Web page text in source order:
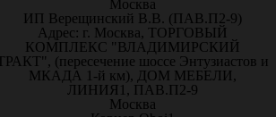
Москва
ИП Верещинский В.В. (ПАВ.П2-9)
Адрес: г. Москва, ТОРГОВЫЙ
КОМПЛЕКС "ВЛАДИМИРСКИЙ
(пересечение шоссе Энтузиастов и
МКАДА 1-й км), ДОМ МЕБЕЛИ,
ЛИНИЯ1, ПАВ.П2-9
Москва